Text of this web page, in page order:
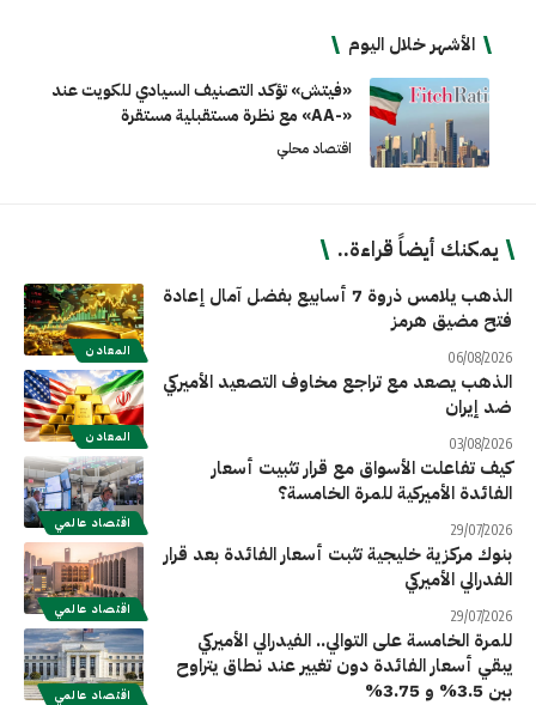
الأشهر خلال اليوم
«فيتش» تؤكد التصنيف السيادي للكويت عند
«-AA» مع نظرة مستقبلية مستقرة
اقتصاد محلي
يمكنك أيضاً قراءة..
المعادن
الذهب يلامس ذروة 7 أسابيع بفضل آمال إعادة
فتح مضيق هرمز
06/08/2026
المعادن
الذهب يصعد مع تراجع مخاوف التصعيد الأميركي
ضد إيران
03/08/2026
اقتصاد عالمي
كيف تفاعلت الأسواق مع قرار تثبيت أسعار
الفائدة الأميركية للمرة الخامسة؟
29/07/2026
اقتصاد عالمي
بنوك مركزية خليجية تثبت أسعار الفائدة بعد قرار
الفدرالي الأميركي
29/07/2026
اقتصاد عالمي
للمرة الخامسة على التوالي.. الفيدرالي الأميركي
يبقي أسعار الفائدة دون تغيير عند نطاق يتراوح
بين 3.5% و 3.75%